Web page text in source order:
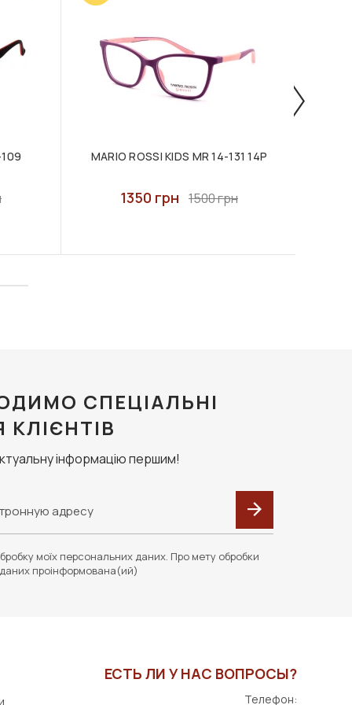
MARIO ROSSI KIDS MR 14-131 14P
1350 грн 1500 грн
СПЕЦІАЛЬНІ
КЛІЄНТІВ
інформацію першим!
моїх персональних даних. Про мету обробки
проінформована(ий)
ЕСТЬ ЛИ У НАС ВОПРОСЫ?
Телефон: